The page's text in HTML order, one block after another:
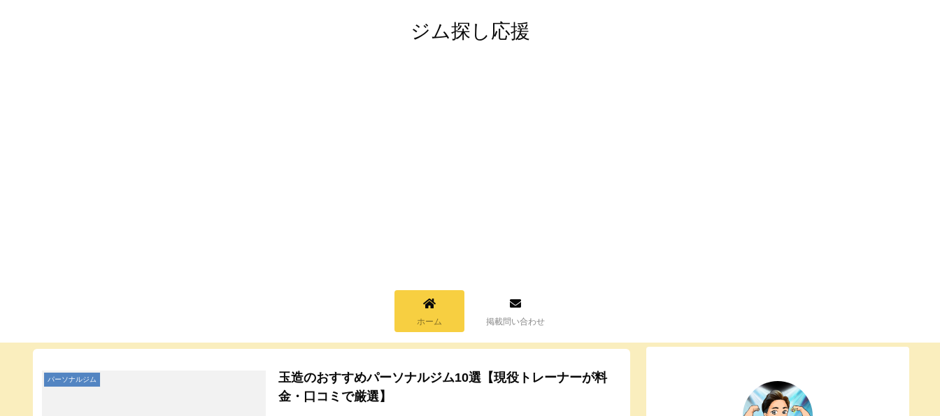
ジム探し応援
ホーム 掲載問い合わせ
パーソナルジム
玉造のおすすめパーソナルジム10選【現役トレーナーが料
金・口コミで厳選】